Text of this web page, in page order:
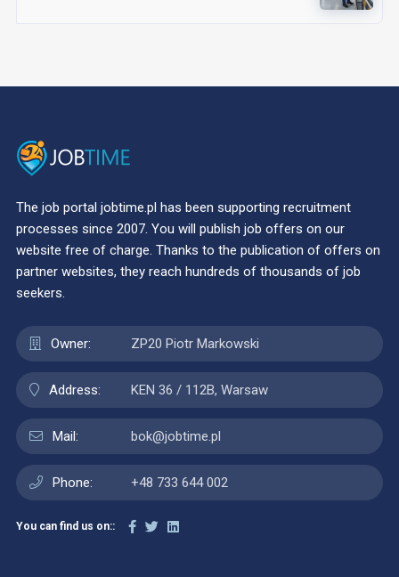
The job portal jobtime.pl has been supporting recruitment
processes since 2007. You will publish job offers on our
website free of charge. Thanks to the publication of offers on
partner websites, they reach hundreds of thousands of job
seekers.
Owner: ZP20 Piotr Markowski
Address: KEN 36 / 112B, Warsaw
Mail: bok@jobtime.pl
Phone: +48 733 644 002
You can find us on::